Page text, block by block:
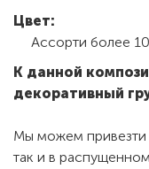
Цвет:
Ассорти более
К данной
декоративный
Мы можем привезти
так и в